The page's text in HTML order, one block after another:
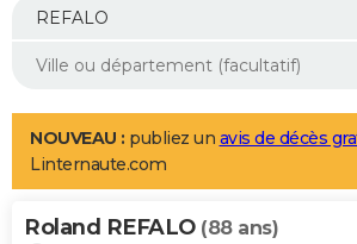
Mobiles
Meilleur smartphone
Internet
Ordinateurs
Jeux vidéo
Guide high-tech
Aménagement intérieur
LIFESTYLE
Art de vivre
Bien-être
Loisirs
Mode
Modes de vie
Alimentation
Guide de la santé
Maladies
Médicaments
Sommeil
VOYAGE
NOUVEAU : publiez un avis de décès
Linternaute.com
Roland REFALO (88 ans)